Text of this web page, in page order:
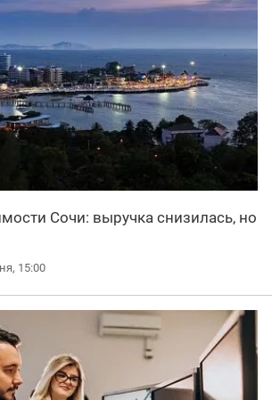
Сочи: выручка снизилась, но
15:00